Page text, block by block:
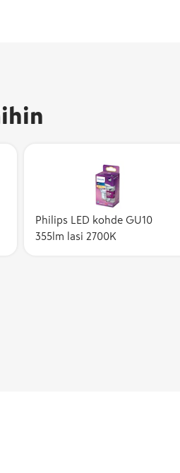
Philips LED kohde GU10
355lm lasi 2700K